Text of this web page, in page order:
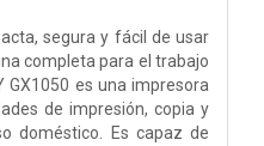
segura y fácil de usar
completa para el trabajo
GX1050 es una impresora
de impresión, copia y
doméstico. Es capaz de